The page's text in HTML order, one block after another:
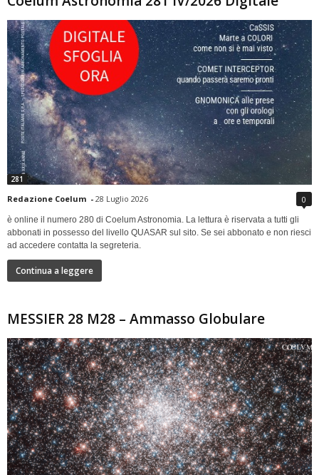
281
Redazione Coelum - 28 Luglio 2026 0
è online il numero 280 di Coelum Astronomia. La lettura è riservata a tutti gli
abbonati in possesso del livello QUASAR sul sito. Se sei abbonato e non riesci
ad accedere contatta la segreteria.
Continua a leggere
MESSIER 28 M28 – Ammasso Globulare